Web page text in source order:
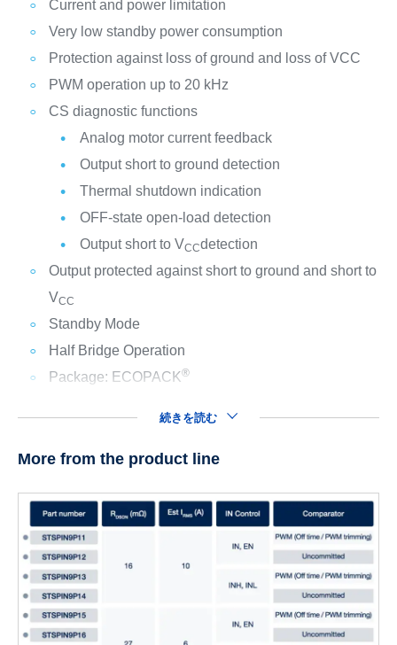
Current and power limitation
Very low standby power consumption
Protection against loss of ground and loss of VCC
PWM operation up to 20 kHz
CS diagnostic functions
Analog motor current feedback
Output short to ground detection
Thermal shutdown indication
OFF-state open-load detection
Output short to VCCdetection
Output protected against short to ground and short to
VCC
Standby Mode
Half Bridge Operation
Package: ECOPACK®
続きを読む
More from the product line